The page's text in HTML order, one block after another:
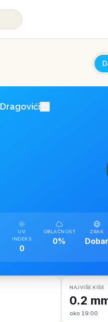
Dragovići
UV
INDEKS
0
OBLAČNOST
0%
ZRAK
Dobar
NAJVIŠE KIŠE
0.2
oko 19:00